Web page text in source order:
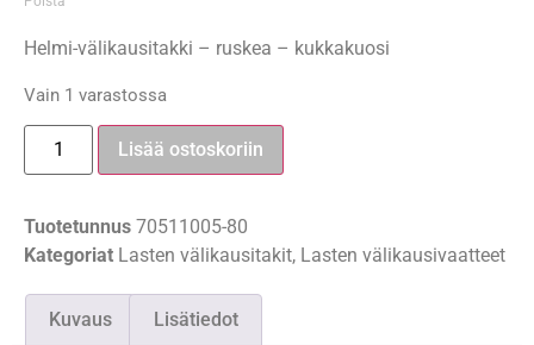
Helmi-välikausitakki – ruskea – kukkakuosi
Vain 1 varastossa
Lisää ostoskoriin
Tuotetunnus 70511005-80
Kategoriat Lasten välikausitakit, Lasten välikausivaatteet
Kuvaus Lisätiedot